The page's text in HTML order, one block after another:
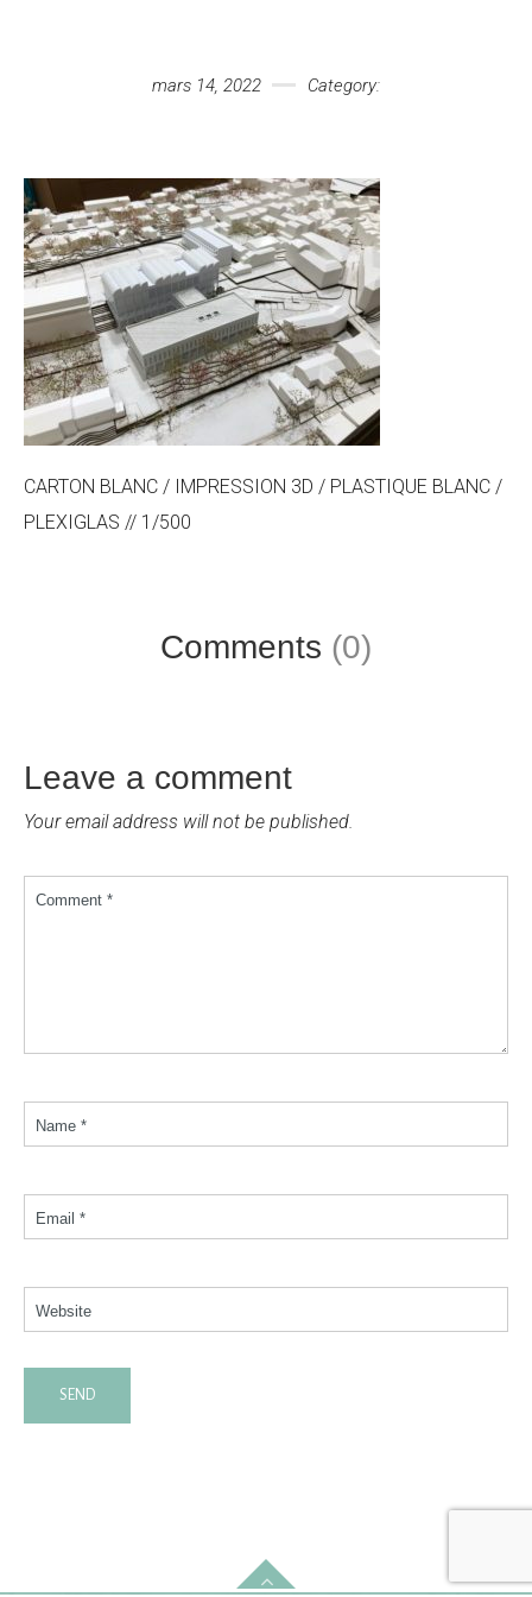
mars 14, 2022 Category:
CARTON BLANC / IMPRESSION 3D / PLASTIQUE BLANC /
PLEXIGLAS // 1/500
Comments (0)
Leave a comment
Your email address will not be published.
Comment *
Name *
Email *
Website